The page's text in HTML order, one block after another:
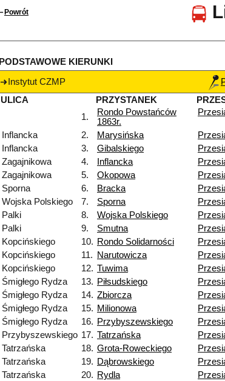
Powrót
PODSTAWOWE KIERUNKI
Instytut CZMP
ULICA
PRZYSTANEK
1.
Rondo Powstańców
1863r.
Inflancka 2. Marysińska
Inflancka
3. Gibalskiego
Zagajnikowa
4. Inflancka
Zagajnikowa
5. Okopowa
Sporna
6. Bracka
Wojska Polskiego
7. Sporna
Palki
8. Wojska Polskiego
Palki
9. Smutna
Kopcińskiego
10. Rondo Solidarności
Kopcińskiego
11. Narutowicza
Kopcińskiego
12. Tuwima
Śmigłego Rydza
13. Piłsudskiego
Śmigłego Rydza
14. Zbiorcza
Śmigłego Rydza
15. Milionowa
Śmigłego Rydza
16. Przybyszewskiego
Przybyszewskiego 17. Tatrzańska
Tatrzańska
18. Grota-Roweckiego
Tatrzańska
19. Dąbrowskiego
Tatrzańska
20. Rydla